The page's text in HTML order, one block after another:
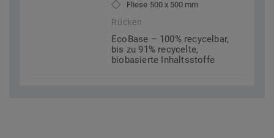
Fliese 500 x 500 mm
Rücken
EcoBase – 100% recycelbar,
bis zu 91% recycelte,
biobasierte Inhaltsstoffe